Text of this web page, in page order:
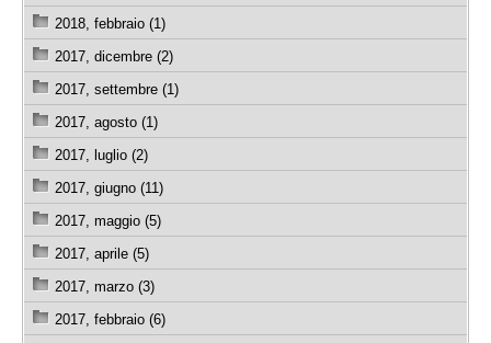
2018, febbraio (1)
2017, dicembre (2)
2017, settembre (1)
2017, agosto (1)
2017, luglio (2)
2017, giugno (11)
2017, maggio (5)
2017, aprile (5)
2017, marzo (3)
2017, febbraio (6)